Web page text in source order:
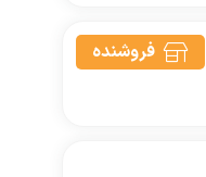
فروشنده